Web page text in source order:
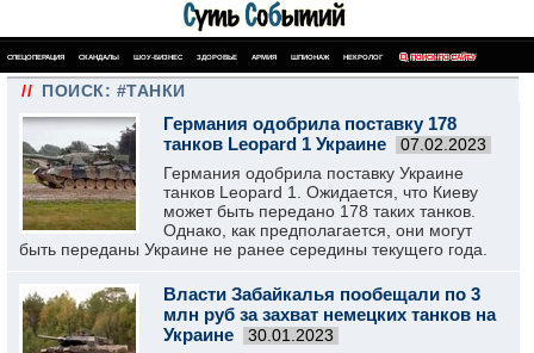
СПЕЦОПЕРАЦИЯ СКАНДАЛЫ ШОУ-БИЗНЕС ЗДОРОВЬЕ АРМИЯ ШПИОНАЖ НЕКРОЛОГ ПОИСК ПО САЙТУ
// ПОИСК: #ТАНКИ
Германия одобрила поставку 178
танков Leopard 1 Украине
07.02.2023
Германия одобрила поставку Украине
танков Leopard 1. Ожидается, что Киеву
может быть передано 178 таких танков.
Однако, как предполагается, они могут
быть переданы Украине не ранее середины текущего года.
Власти Забайкалья пообещали по 3
млн руб за захват немецких танков на
Украине
30.01.2023